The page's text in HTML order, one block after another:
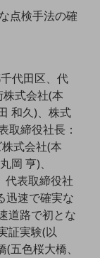
点検手法の確
代田区、代
式会社(本
和久)、株式
取締役社長：
式会社(本
岡 亨)、
代表取締役社
迅速で確実な
道路で初とな
証実験(以
五色桜大橋、